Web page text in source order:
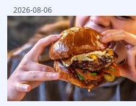
2026-08-06